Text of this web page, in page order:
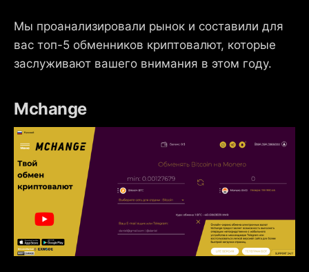
Мы проанализировали рынок и составили для
вас топ-5 обменников криптовалют, которые
заслуживают вашего внимания в этом году.
Mchange